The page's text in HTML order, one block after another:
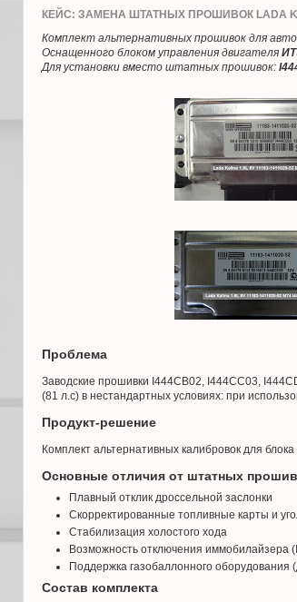
КЕЙС: ЗАМЕНА ШТАТНЫХ ПРОШИВОК LADA
Комплект альтернативных прошивок для
Оснащенного блоком управления двигателя
Для установки вместо штатных прошивок:
Проблема
Заводские прошивки I444CB02, I444CC03,
(81 л.с) в нестандартных условиях: при
Продукт-решение
Комплект альтернативных калибровок для
Основные отличия от штатных
Плавный отклик дроссельной заслонки
Скорректированные топливные карты и
Стабилизация холостого хода
Возможность отключения иммобилайзера
Поддержка газобаллонного
Состав комплекта